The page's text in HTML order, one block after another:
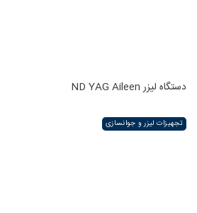
دستگاه لیزر ND YAG Aileen
تجهیزات لیزر و جوانسازی